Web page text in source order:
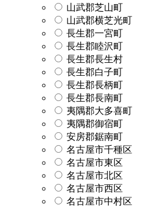
山武郡芝山町
山武郡横芝光町
長生郡一宮町
長生郡睦沢町
長生郡長生村
長生郡白子町
長生郡長柄町
長生郡長南町
夷隅郡大多喜町
夷隅郡御宿町
安房郡鋸南町
名古屋市千種区
名古屋市東区
名古屋市北区
名古屋市西区
名古屋市中村区